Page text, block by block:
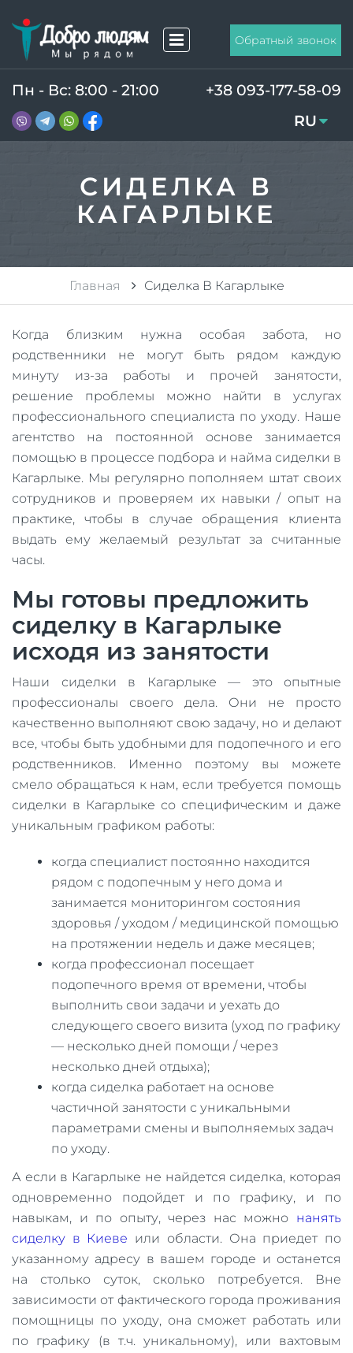
Обратный звонок
Пн - Вс: 8:00 - 21:00
+38 093-177-58-09
RU
UA
СИДЕЛКА В
КАГАРЛЫКЕ
Главная Сиделка В Кагарлыке
Когда близким нужна особая забота, но
родственники не могут быть рядом каждую
минуту из-за работы и прочей занятости,
решение проблемы можно найти в услугах
профессионального специалиста по уходу. Наше
агентство на постоянной основе занимается
помощью в процессе подбора и найма сиделки в
Кагарлыке. Мы регулярно пополняем штат своих
сотрудников и проверяем их навыки / опыт на
практике, чтобы в случае обращения клиента
выдать ему желаемый результат за считанные
часы.
Мы готовы предложить
сиделку в Кагарлыке
исходя из занятости
Наши сиделки в Кагарлыке — это опытные
профессионалы своего дела. Они не просто
качественно выполняют свою задачу, но и делают
все, чтобы быть удобными для подопечного и его
родственников. Именно поэтому вы можете
смело обращаться к нам, если требуется помощь
сиделки в Кагарлыке со специфическим и даже
уникальным графиком работы:
когда специалист постоянно находится
рядом с подопечным у него дома и
занимается мониторингом состояния
здоровья / уходом / медицинской помощью
на протяжении недель и даже месяцев;
когда профессионал посещает
подопечного время от времени, чтобы
выполнить свои задачи и уехать до
следующего своего визита (уход по графику
— несколько дней помощи / через
несколько дней отдыха);
когда сиделка работает на основе
частичной занятости с уникальными
параметрами смены и выполняемых задач
по уходу.
​А если в Кагарлыке не найдется сиделка, которая
одновременно подойдет и по графику, и по
навыкам, и по опыту, через нас можно нанять
сиделку в Киеве или области. Она приедет по
указанному адресу в вашем городе и останется
на столько суток, сколько потребуется. Вне
зависимости от фактического города проживания
помощницы по уходу, она сможет работать или
по графику (в т.ч. уникальному), или вахтовым